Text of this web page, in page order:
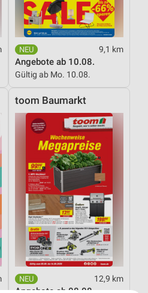
9,1 km
Angebote ab 10.08.
Gültig ab Mo. 10.08.
toom Baumarkt
12,9 km